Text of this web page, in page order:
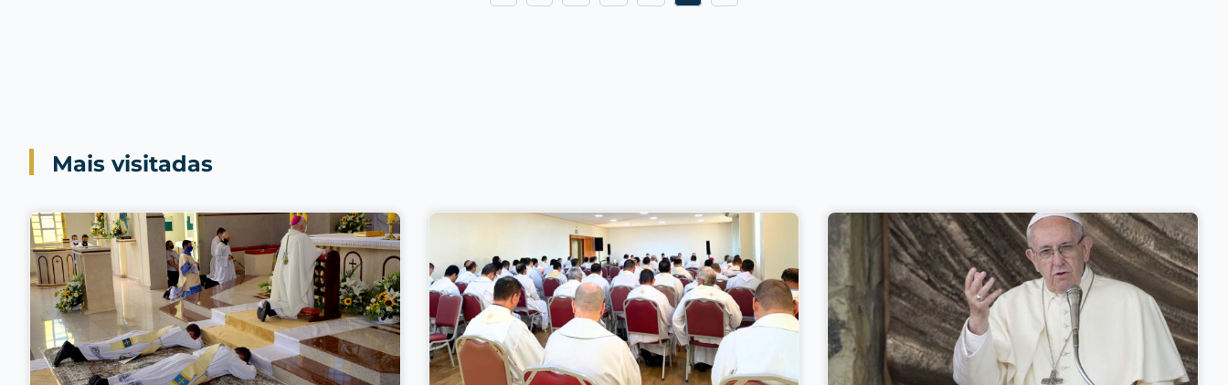
Mais visitadas